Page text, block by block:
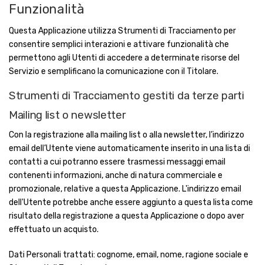
Funzionalità
Questa Applicazione utilizza Strumenti di Tracciamento per
consentire semplici interazioni e attivare funzionalità che
permettono agli Utenti di accedere a determinate risorse del
Servizio e semplificano la comunicazione con il Titolare.
Strumenti di Tracciamento gestiti da terze parti
Mailing list o newsletter
Con la registrazione alla mailing list o alla newsletter, l’indirizzo
email dell’Utente viene automaticamente inserito in una lista di
contatti a cui potranno essere trasmessi messaggi email
contenenti informazioni, anche di natura commerciale e
promozionale, relative a questa Applicazione. L'indirizzo email
dell'Utente potrebbe anche essere aggiunto a questa lista come
risultato della registrazione a questa Applicazione o dopo aver
effettuato un acquisto.
Dati Personali trattati: cognome, email, nome, ragione sociale e